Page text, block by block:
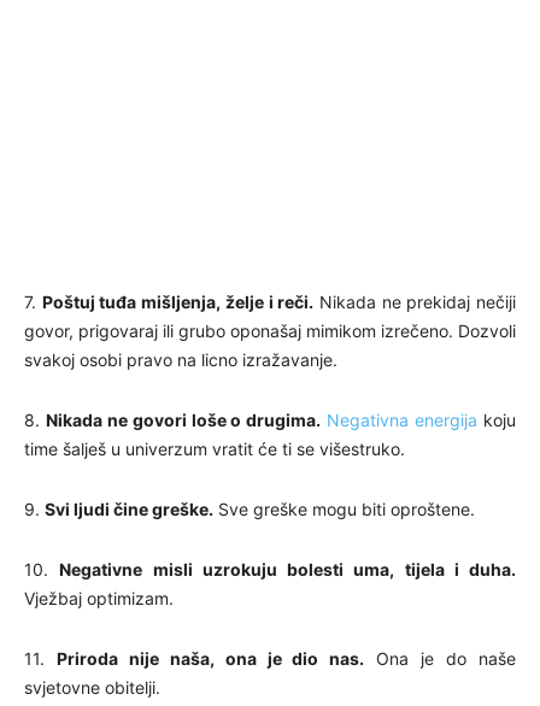
7. Poštuj tuđa mišljenja, želje i reči. Nikada ne prekidaj nečiji
govor, prigovaraj ili grubo oponašaj mimikom izrečeno. Dozvoli
svakoj osobi pravo na licno izražavanje.
8. Nikada ne govori loše o drugima. Negativna energija koju
time šalješ u univerzum vratit će ti se višestruko.
9. Svi ljudi čine greške. Sve greške mogu biti oproštene.
10.Negativne misli uzrokuju bolesti uma, tijela i duha.
Vježbaj optimizam.
11. Priroda nije naša, ona je dio nas. Ona je do naše
svjetovne obitelji.